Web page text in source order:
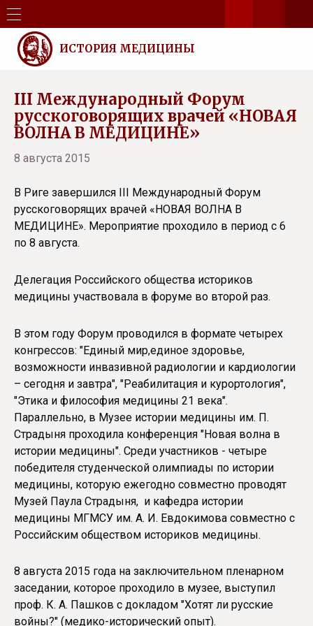
ИСТОРИЯ МЕДИЦИНЫ
III Международный Форум
русскоговорящих врачей «НОВАЯ
ВОЛНА В МЕДИЦИНЕ»
8 августа 2015
В Риге завершился III Международный Форум
русскоговорящих врачей «НОВАЯ ВОЛНА В
МЕДИЦИНЕ». Мероприятие проходило в период с 6
по 8 августа.
Делегация Российского общества историков
медицины участвовала в форуме во второй раз.
В этом году Форум проводился в формате четырех
конгрессов: "Единый мир,единое здоровье,
возможности инвазивной радиологии и кардиологии
– сегодня и завтра", "Реабилитация и курортология",
"Этика и философия медицины 21 века".
Параллельно, в Музее истории медицины им. П.
Страдыня проходила конференция "Новая волна в
истории медицины". Среди участников - четыре
победителя студенческой олимпиады по истории
медицины, которую ежегодно совместно проводят
Музей Паула Страдыня, и кафедра истории
медицины МГМСУ им. А. И. Евдокимова совместно с
Российским обществом историков медицины.
8 августа 2015 года на заключительном пленарном
заседании, которое проходило в музее, выступил
проф. К. А. Пашков с докладом "Хотят ли русские
войны?" (медико-исторический опыт).